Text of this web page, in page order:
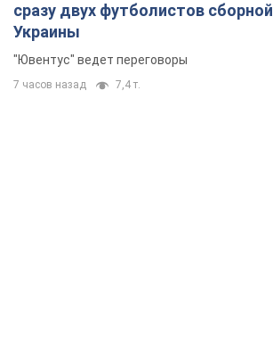
сразу двух футболистов сборной
Украины
"Ювентус" ведет переговоры
7 часов назад 7,4 т.